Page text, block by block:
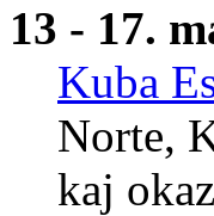
13 - 17.
Kuba
Norte,
kaj